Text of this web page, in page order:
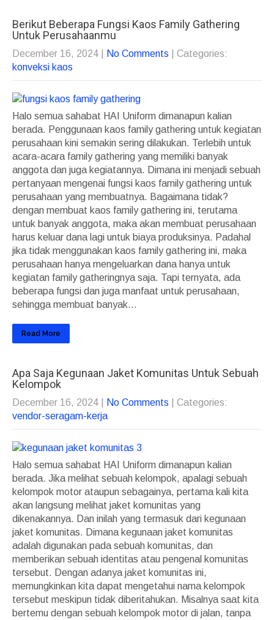
Berikut Beberapa Fungsi Kaos Family Gathering
Untuk Perusahaanmu
December 16, 2024 No Comments
| Categories:
konveksi kaos
Halo semua sahabat HAI Uniform dimanapun kalian
berada. Penggunaan kaos family gathering untuk kegiatan
perusahaan kini semakin sering dilakukan. Terlebih untuk
acara-acara family gathering yang memiliki banyak
anggota dan juga kegiatannya. Dimana ini menjadi sebuah
pertanyaan mengenai fungsi kaos family gathering untuk
perusahaan yang membuatnya. Bagaimana tidak?
dengan membuat kaos family gathering ini, terutama
untuk banyak anggota, maka akan membuat perusahaan
harus keluar dana lagi untuk biaya produksinya. Padahal
jika tidak menggunakan kaos family gathering ini, maka
perusahaan hanya mengeluarkan dana hanya untuk
kegiatan family gatheringnya saja. Tapi ternyata, ada
beberapa fungsi dan juga manfaat untuk perusahaan,
sehingga membuat banyak...
Read More
Apa Saja Kegunaan Jaket Komunitas Untuk Sebuah
Kelompok
December 16, 2024 No Comments
| Categories:
vendor-seragam-kerja
Halo semua sahabat HAI Uniform dimanapun kalian
berada. Jika melihat sebuah kelompok, apalagi sebuah
kelompok motor ataupun sebagainya, pertama kali kita
akan langsung melihat jaket komunitas yang
dikenakannya. Dan inilah yang termasuk dari kegunaan
jaket komunitas. Dimana kegunaan jaket komunitas
adalah digunakan pada sebuah komunitas, dan
memberikan sebuah identitas atau pengenal komunitas
tersebut. Dengan adanya jaket komunitas ini,
memungkinkan kita dapat mengetahui nama kelompok
tersebut meskipun tidak diberitahukan. Misalnya saat kita
bertemu dengan sebuah kelompok motor di jalan, tanpa